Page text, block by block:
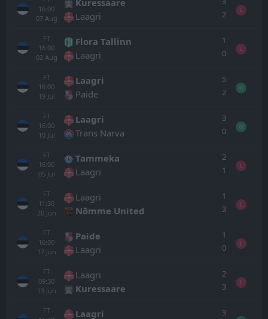
16:00
07 Aug
Laagri
2
L
FT
16:00
02 Aug
Flora Tallinn
Laagri
1
0
L
FT
16:00
19 Jul
Laagri
Paide
5
2
W
FT
16:00
10 Jul
Laagri
Trans Narva
3
0
W
FT
16:00
05 Jul
Tammeka
Laagri
2
1
L
FT
11:30
20 Jun
Laagri
Nõmme United
1
3
L
FT
16:00
17 Jun
Paide
Laagri
1
0
L
FT
09:30
13 Jun
Laagri
Kuressaare
2
3
L
FT
Laagri
3